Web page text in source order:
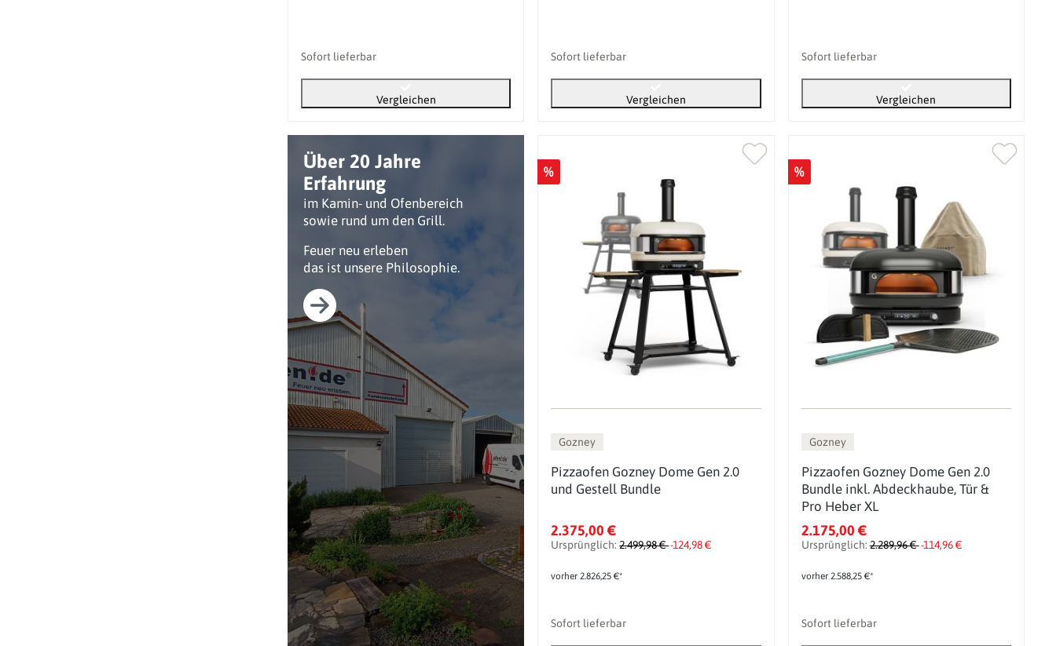
Über 20 Jahre
Erfahrung
im Kamin- und Ofenbereich
sowie rund um den Grill.
Feuer neu erleben
das ist unsere Philosophie.
Sofort lieferbar
Vergleichen
Sofort lieferbar
Vergleichen
Sofort lieferbar
Vergleichen
%
Gozney
Pizzaofen Gozney Dome Gen 2.0
und Gestell Bundle
2.375,00 €
Ursprünglich:2.499,98 €-124,98 €
vorher 2.826,25 €*
Sofort lieferbar
%
Gozney
Pizzaofen Gozney Dome Gen 2.0
Bundle inkl. Abdeckhaube, Tür &
Pro Heber XL
2.175,00 €
Ursprünglich:2.289,96 €-114,96 €
vorher 2.588,25 €*
Sofort lieferbar